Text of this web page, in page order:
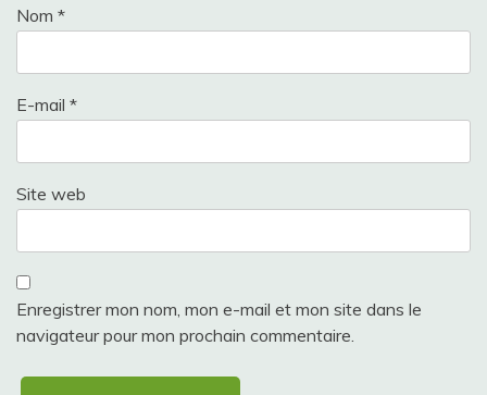
Nom *
E-mail *
Site web
Enregistrer mon nom, mon e-mail et mon site dans le
navigateur pour mon prochain commentaire.